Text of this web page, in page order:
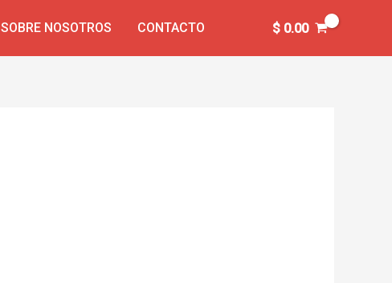
SOBRE NOSOTROS CONTACTO $0.00